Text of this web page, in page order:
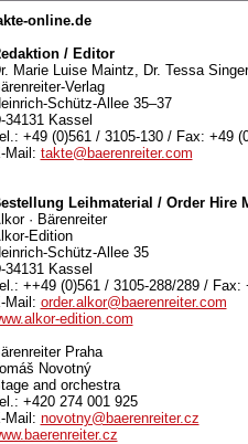
online.de
/ Editor
Marie Luise Maintz, Dr. Tessa Singer
Verlag
Schütz-Allee 35–37
34131 Kassel
+49 (0)561 / 3105-130 / Fax: +49
Mail: takte@baerenreiter.com
Leihmaterial / Order Hire
· Bärenreiter
Edition
Schütz-Allee 35
34131 Kassel
++49 (0)561 / 3105-288/289 / Fax:
Mail: order.alkor@baerenreiter.com
edition.com
Praha
Novotný
and orchestra
+420 274 001 925
Mail: novotny@baerenreiter.cz